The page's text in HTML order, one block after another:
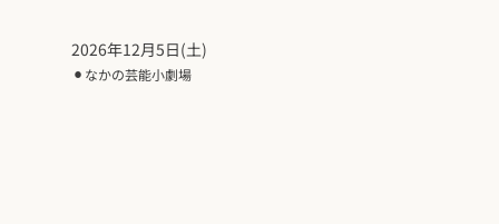
2026年12月5日(土)
なかの芸能小劇場
⚫︎